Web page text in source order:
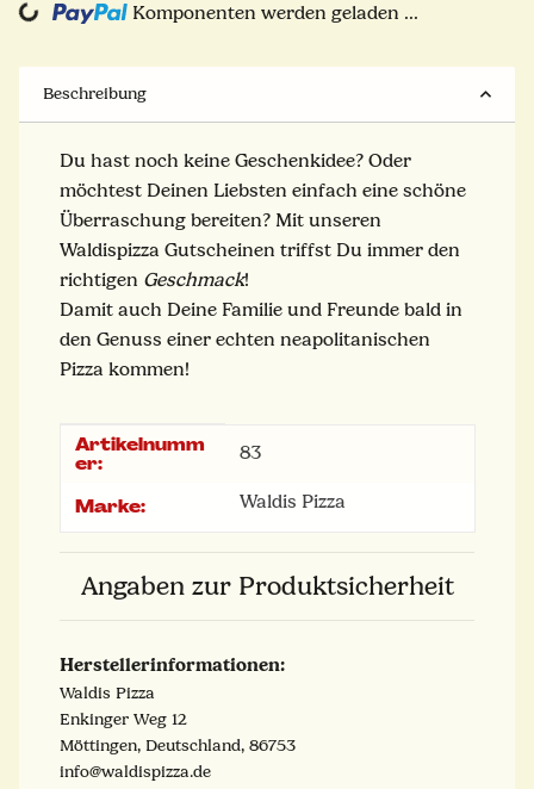
Loading... Komponenten werden geladen ...
Beschreibung
Du hast noch keine Geschenkidee? Oder
möchtest Deinen Liebsten einfach eine schöne
Überraschung bereiten? Mit unseren
Waldispizza Gutscheinen triffst Du immer den
richtigen Geschmack!
Damit auch Deine Familie und Freunde bald in
den Genuss einer echten neapolitanischen
Pizza kommen!
Produkteigenschaft
Wert
Artikelnumm
er:
83
Marke: Waldis Pizza
Angaben zur Produktsicherheit
Herstellerinformationen:
Waldis Pizza
Enkinger Weg 12
Möttingen, Deutschland, 86753
info@waldispizza.de